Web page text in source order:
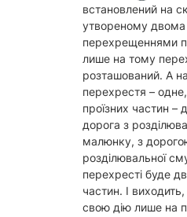
встановлений на
утвореному двома
перехрещеннями
лише на тому
розташований. А
перехрестя –
проїзних частин –
дорога з
малюнку, з
розділювальної
перехресті буде
частин. І
свою дію лише на